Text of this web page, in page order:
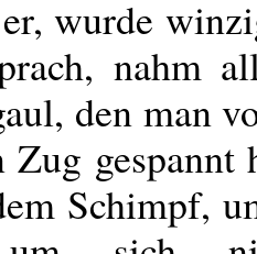
wurde
nahm
den man
Zug gespannt
Schimpf,